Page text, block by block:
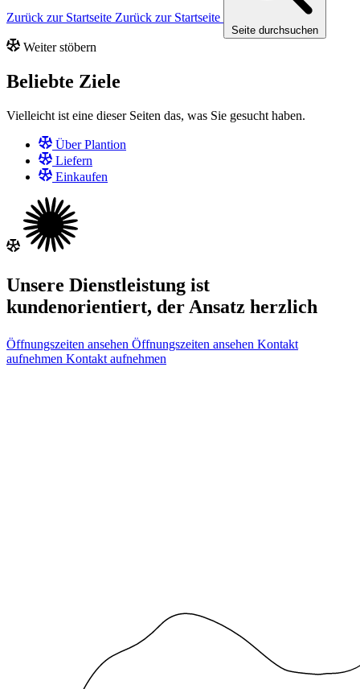
Zurück zur Startseite Zurück zur Startseite
Seite durchsuchen
Weiter stöbern
Beliebte Ziele
Vielleicht ist eine dieser Seiten das, was Sie gesucht haben.
Über Plantion
Liefern
Einkaufen
Unsere Dienstleistung ist
kundenorientiert, der Ansatz herzlich
Öffnungszeiten ansehen Öffnungszeiten ansehen Kontakt
aufnehmen Kontakt aufnehmen